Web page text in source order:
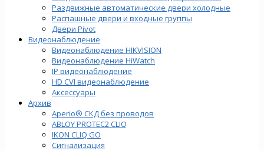
Раздвижные автоматические двери холодные
Распашные двери и входные группы
Двери Pivot
Видеонаблюдение
Видеонаблюдение HIKVISION
Видеонаблюдение HiWatch
IP видеонаблюдение
HD CVI видеонаблюдение
Аксессуары
Архив
Aperio® СКД без проводов
ABLOY PROTEC2 CLIQ
IKON CLIQ GO
Сигнализация